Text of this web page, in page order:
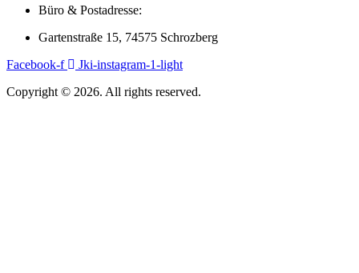
Büro & Postadresse:
Gartenstraße 15, 74575 Schrozberg
Facebook-f
Jki-instagram-1-light
Copyright © 2026. All rights reserved.